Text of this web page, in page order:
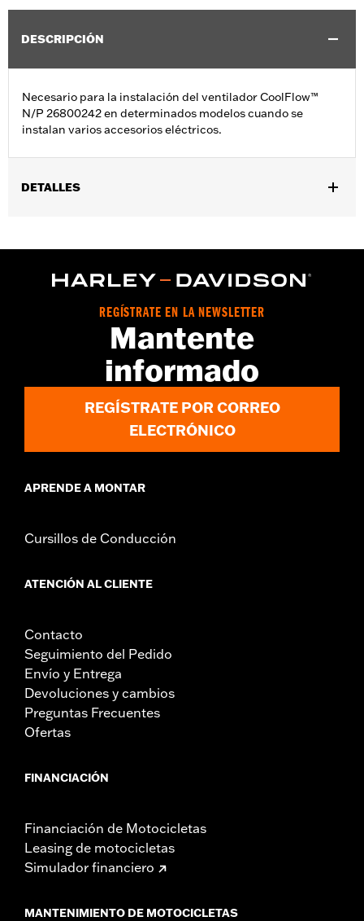
DESCRIPCIÓN
Necesario para la instalación del ventilador CoolFlow™
N/P 26800242 en determinados modelos cuando se
instalan varios accesorios eléctricos.
DETALLES
Flow N/P 26800242.
REGÍSTRATE EN LA NEWSLETTER
Mantente
informado
REGÍSTRATE POR CORREO
ELECTRÓNICO
APRENDE A MONTAR
Cursillos de Conducción
ATENCIÓN AL CLIENTE
Contacto
Seguimiento del Pedido
Envío y Entrega
Devoluciones y cambios
Preguntas Frecuentes
Ofertas
FINANCIACIÓN
Financiación de Motocicletas
Leasing de motocicletas
Simulador financiero
MANTENIMIENTO DE MOTOCICLETAS